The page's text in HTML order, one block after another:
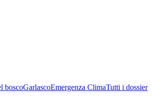
boscoGarlascoEmergenza ClimaTutti i dossier